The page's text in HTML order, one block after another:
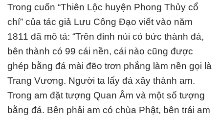
Trong cuốn “Thiên Lộc huyện Phong Thủy cổ
chí” của tác giả Lưu Công Đạo viết vào năm
1811 đã mô tả: “Trên đỉnh núi có bức thành đá,
bên thành có 99 cái nền, cái nào cũng được
ghép bằng đá mài đẽo trơn phẳng làm nền gọi là
Trang Vương. Người ta lấy đá xây thành am.
Trong am đặt tượng Quan Âm và một số tượng
bằng đá. Bên phải am có chùa Phật, bên trái am